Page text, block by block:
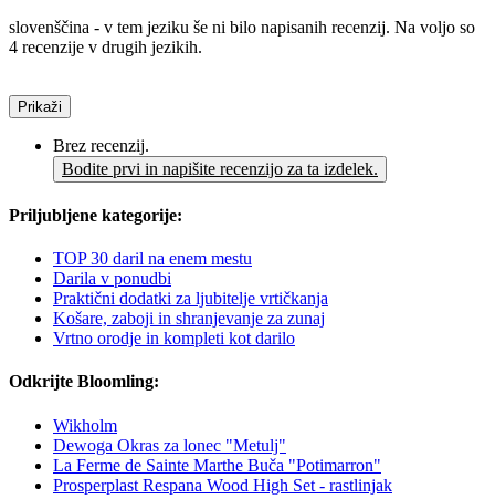
slovenščina - v tem jeziku še ni bilo napisanih recenzij. Na voljo so
4 recenzije v drugih jezikih.
Prikaži
Brez recenzij.
Bodite prvi in napišite recenzijo za ta izdelek.
Priljubljene kategorije:
TOP 30 daril na enem mestu
Darila v ponudbi
Praktični dodatki za ljubitelje vrtičkanja
Košare, zaboji in shranjevanje za zunaj
Vrtno orodje in kompleti kot darilo
Odkrijte Bloomling:
Wikholm
Dewoga Okras za lonec "Metulj"
La Ferme de Sainte Marthe Buča "Potimarron"
Prosperplast Respana Wood High Set - rastlinjak